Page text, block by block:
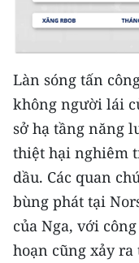
TIN MỚI
TIN ĐỊA PHƯƠNG
Trung du và
Đồng bằng sông
Bắc Trung Bộ
Duyên hải Nam
Nguyên
Đông Nam Bộ
Làn sóng tấn
không người lái
sở hạ tầng năng
thiệt hại nghiêm
dầu. Các quan
bùng phát tại
của Nga, với
hoạn cũng xảy ra